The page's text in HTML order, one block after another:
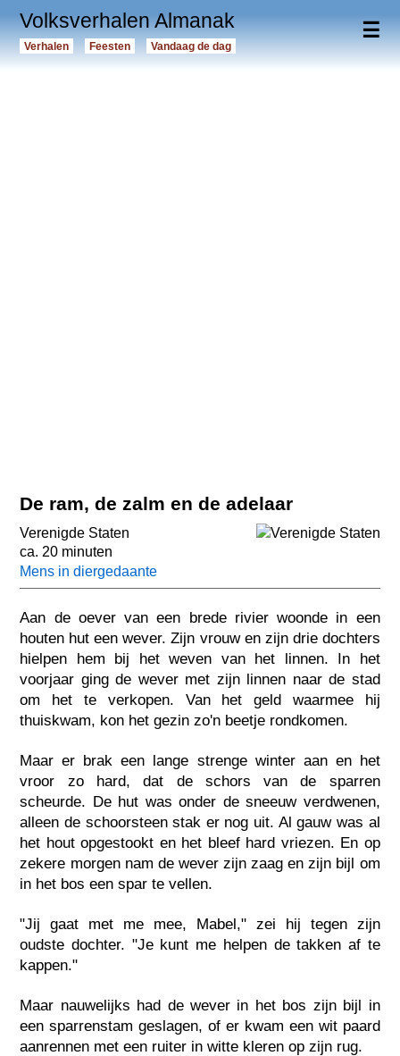
☰
Volksverhalen Almanak
Verhalen Feesten Vandaag de dag
De ram, de zalm en de adelaar
Verenigde Staten
ca. 20 minuten
Mens in diergedaante
Aan de oever van een brede rivier woonde in een
houten hut een wever. Zijn vrouw en zijn drie dochters
hielpen hem bij het weven van het linnen. In het
voorjaar ging de wever met zijn linnen naar de stad
om het te verkopen. Van het geld waarmee hij
thuiskwam, kon het gezin zo'n beetje rondkomen.
Maar er brak een lange strenge winter aan en het
vroor zo hard, dat de schors van de sparren
scheurde. De hut was onder de sneeuw verdwenen,
alleen de schoorsteen stak er nog uit. Al gauw was al
het hout opgestookt en het bleef hard vriezen. En op
zekere morgen nam de wever zijn zaag en zijn bijl om
in het bos een spar te vellen.
"Jij gaat met me mee, Mabel," zei hij tegen zijn
oudste dochter. "Je kunt me helpen de takken af te
kappen."
Maar nauwelijks had de wever in het bos zijn bijl in
een sparrenstam geslagen, of er kwam een wit paard
aanrennen met een ruiter in witte kleren op zijn rug.